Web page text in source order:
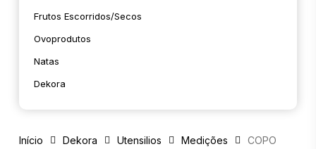
Frutos Escorridos/secos
Ovoprodutos
Natas
Dekora
Início Dekora Utensilios Medições
COPO